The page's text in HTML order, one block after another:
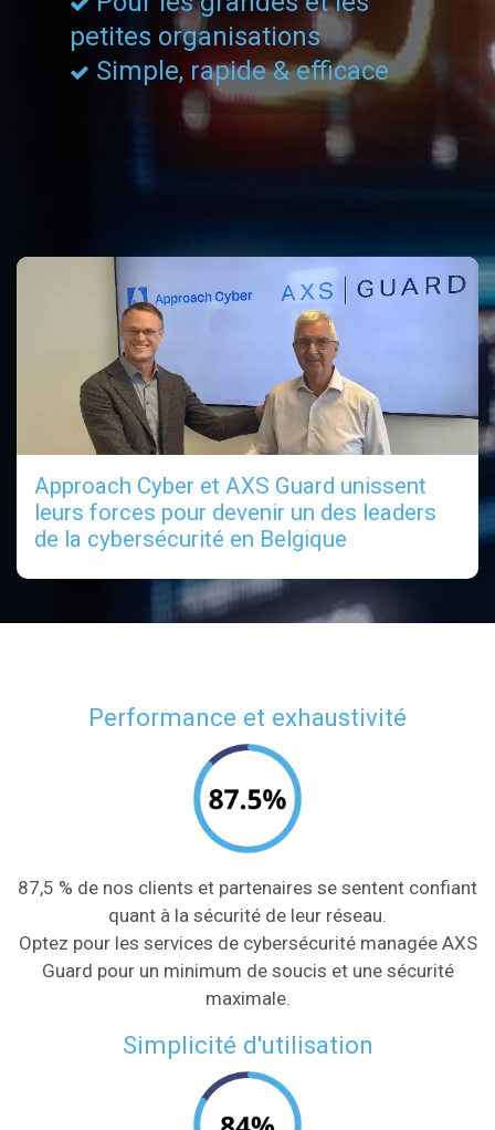
petites organisations
Simple, rapide & efficace
Approach Cyber et AXS Guard unissent
leurs forces pour devenir un des leaders
de la cybersécurité en Belgique
Performance et exhaustivité
87,5 % de nos clients et partenaires se sentent confiant
quant à la sécurité de leur réseau.
Optez pour les services de cybersécurité managée AXS
Guard pour un minimum de soucis et une sécurité
maximale.
Simplicité d'utilisation